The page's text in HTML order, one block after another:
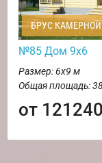
БРУС
№85 Дом 9х6
Размер: 6х9 м
Общая площадь:
от